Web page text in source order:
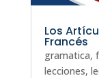
Los
Francés
gramatica,
lecciones,